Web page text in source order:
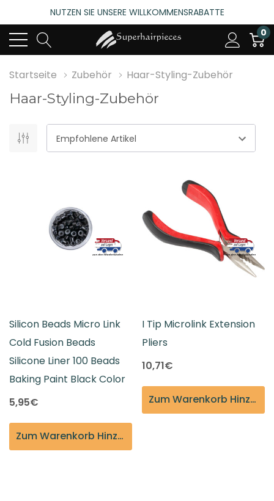
NUTZEN SIE UNSERE WILLKOMMENSRABATTE
4.6
(485 bewertungen)
NUTZEN SIE UNSERE WILLKOMMENSRABATTE
0
Startseite Zubehör Haar-Styling-Zubehör
Haar-Styling-Zubehör
Silicon Beads Micro Link
Cold Fusion Beads
Silicone Liner 100 Beads
Baking Paint Black Color
5,95€
Zum Warenkorb Hinzufügen
I Tip Microlink Extension
Pliers
10,71€
Zum Warenkorb Hinzufügen